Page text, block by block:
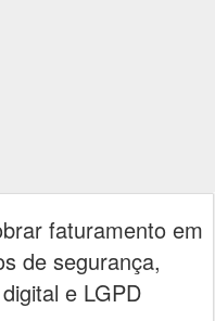
faturamento em
de segurança,
e LGPD